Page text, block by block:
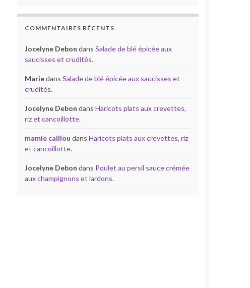
COMMENTAIRES RÉCENTS
Jocelyne Debon dans Salade de blé épicée aux
saucisses et crudités.
Mariedans Salade de blé épicée aux saucisses et
crudités.
Jocelyne Debon dans Haricots plats aux crevettes,
riz et cancoillotte.
mamie caillou dans Haricots plats aux crevettes, riz
et cancoillotte.
Jocelyne Debon dans Poulet au persil sauce crémée
aux champignons et lardons.